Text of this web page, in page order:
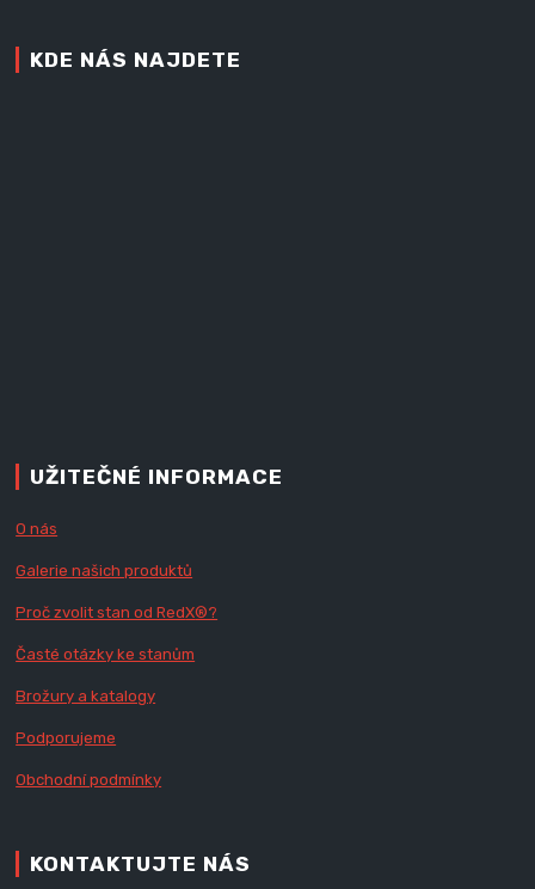
KDE NÁS NAJDETE
UŽITEČNÉ INFORMACE
O nás
Galerie našich produktů
Proč zvolit stan od RedX®?
Časté otázky ke stanům
Brožury a katalogy
Podporujeme
Obchodní podmínky
KONTAKTUJTE NÁS